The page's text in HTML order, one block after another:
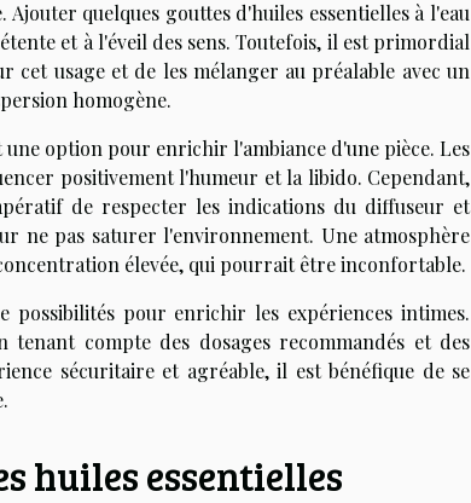
quelques gouttes d'huiles essentielles à l'eau
et à l'éveil des sens. Toutefois, il est primordial
cet usage et de les mélanger au préalable avec un
homogène.
une option pour enrichir l'ambiance d'une pièce. Les
positivement l'humeur et la libido. Cependant,
de respecter les indications du diffuseur et
ne pas saturer l'environnement. Une atmosphère
élevée, qui pourrait être inconfortable.
possibilités pour enrichir les expériences intimes.
compte des dosages recommandés et des
sécuritaire et agréable, il est bénéfique de se
huiles essentielles